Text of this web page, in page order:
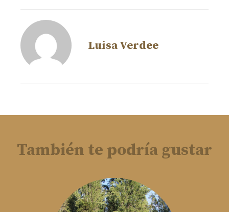
Luisa Verdee
También te podría gustar